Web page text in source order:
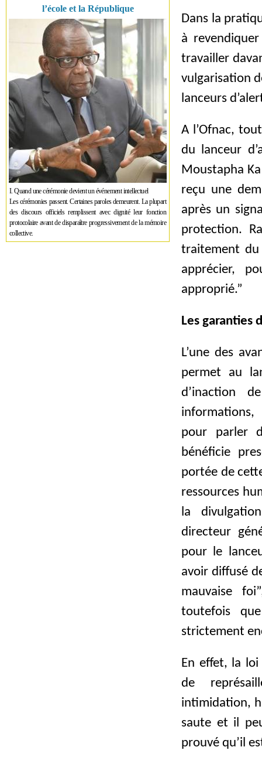
l’école et la République
I. Quand une cérémonie devient un événement intellectuel
Les cérémonies passent. Certaines paroles demeurent. La plupart
des discours officiels remplissent avec dignité leur fonction
protocolaire avant de disparaître progressivement de la mémoire
collective.
Dans la
à
travailler
vulgarisation
lanceurs
A l’Ofnac,
du lanceur
Moustapha
reçu une
après un
protection.
traitement du
apprécier,
approprié.”
Les garanties
L’une des
permet au
d’inaction
pour parler
bénéficie
portée de
ressources
la
directeur
pour le
avoir diffusé
mauvaise
toutefois
strictement
En effet, la
de
intimidation,
saute et il
prouvé qu’il